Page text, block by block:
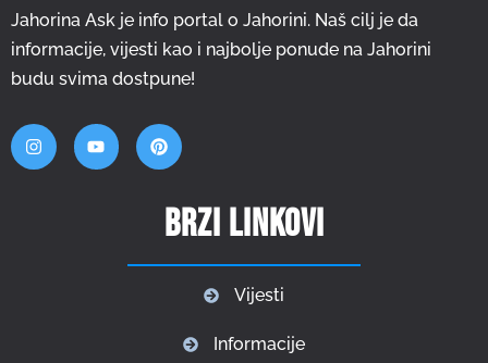
Jahorina Ask je info portal o Jahorini. Naš cilj je da
informacije, vijesti kao i najbolje ponude na Jahorini
budu svima dostpune!
Brzi linkovi
Vijesti
Informacije